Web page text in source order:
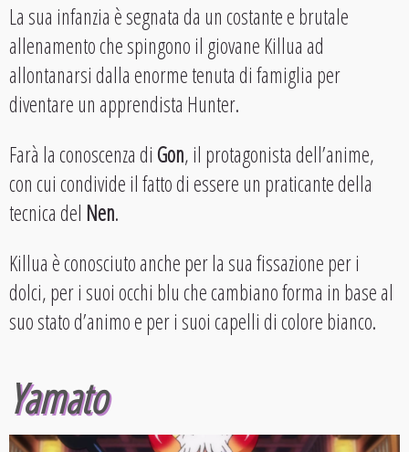
La sua infanzia è segnata da un costante e brutale
allenamento che spingono il giovane Killua ad
allontanarsi dalla enorme tenuta di famiglia per
diventare un apprendista Hunter.
Farà la conoscenza diGon, il protagonista dell’anime,
con cui condivide il fatto di essere un praticante della
tecnica del Nen.
Killua è conosciuto anche per la sua fissazione per i
dolci, per i suoi occhi blu che cambiano forma in base al
suo stato d’animo e per i suoi capelli di colore bianco.
Yamato